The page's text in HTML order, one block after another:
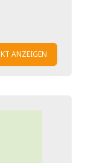
ANZEIGEN